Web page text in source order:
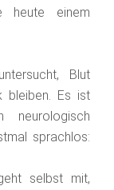
heute einem
Blut
bleiben. Es ist
neurologisch
sprachlos:
selbst mit,